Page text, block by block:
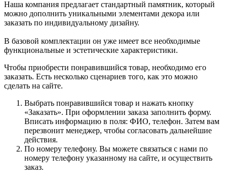
Наша компания предлагает стандартный памятник, который
можно дополнить уникальными элементами декора или
заказать по индивидуальному дизайну.
В базовой комплектации он уже имеет все необходимые
функциональные и эстетические характеристики.
Чтобы приобрести понравившийся товар, необходимо его
заказать. Есть несколько сценариев того, как это можно
сделать на сайте.
Выбрать понравившийся товар и нажать кнопку
«Заказать». При оформлении заказа заполнить форму.
Вписать информацию в поля: ФИО, телефон. Затем вам
перезвонит менеджер, чтобы согласовать дальнейшие
действия.
По номеру телефону. Вы можете связаться с нами по
номеру телефону указанному на сайте, и осуществить
заказ.